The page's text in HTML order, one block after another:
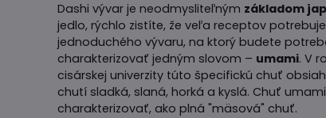
Dashi vývar je neodmysliteľným základom
jedlo, rýchlo zistíte, že veľa receptov
jednoduchého vývaru, na ktorý budete
charakterizovať jedným slovom – umami. V
cisárskej univerzity túto špecifickú chuť
chutí sladká, slaná, horká a kyslá. Chuť
charakterizovať, ako plná "mäsová" chuť.